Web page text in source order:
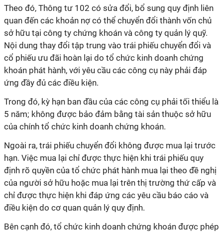
Theo đó, Thông tư 102 có sửa đổi, bổ sung quy định liên
quan đến các khoản nợ có thể chuyển đổi thành vốn chủ
sở hữu tại công ty chứng khoán và công ty quản lý quỹ.
Nội dung thay đổi tập trung vào trái phiếu chuyển đổi và
cổ phiếu ưu đãi hoàn lại do tổ chức kinh doanh chứng
khoán phát hành, với yêu cầu các công cụ này phải đáp
ứng đầy đủ các điều kiện.
Trong đó, kỳ hạn ban đầu của các công cụ phải tối thiểu là
5 năm; không được bảo đảm bằng tài sản thuộc sở hữu
của chính tổ chức kinh doanh chứng khoán.
Ngoài ra, trái phiếu chuyển đổi không được mua lại trước
hạn. Việc mua lại chỉ được thực hiện khi trái phiếu quy
định rõ quyền của tổ chức phát hành mua lại theo đề nghị
của người sở hữu hoặc mua lại trên thị trường thứ cấp và
chỉ được thực hiện khi đáp ứng các yêu cầu báo cáo và
điều kiện do cơ quan quản lý quy định.
Bên cạnh đó, tổ chức kinh doanh chứng khoán được phép